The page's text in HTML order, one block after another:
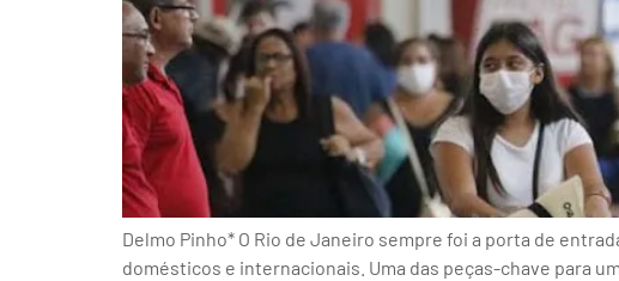
Delmo Pinho* O Rio de Janeiro sempre foi a porta de
domésticos e internacionais. Uma das peças-chave para